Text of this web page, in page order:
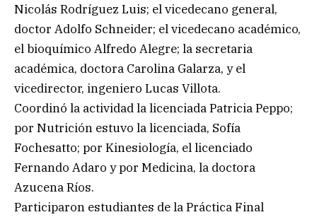
Nicolás Rodríguez Luis; el vicedecano general,
doctor Adolfo Schneider; el vicedecano académico,
el bioquímico Alfredo Alegre; la secretaria
académica, doctora Carolina Galarza, y el
vicedirector, ingeniero Lucas Villota.
Coordinó la actividad la licenciada Patricia Peppo;
por Nutrición estuvo la licenciada, Sofía
Fochesatto; por Kinesiología, el licenciado
Fernando Adaro y por Medicina, la doctora
Azucena Ríos.
Participaron estudiantes de la Práctica Final